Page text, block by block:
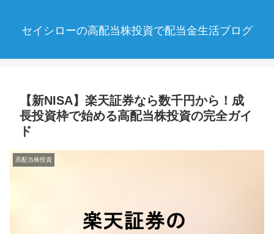
セイシローの高配当株投資で配当金生活ブログ
【新NISA】楽天証券なら数千円から！成
長投資枠で始める高配当株投資の完全ガイ
ド
高配当株投資